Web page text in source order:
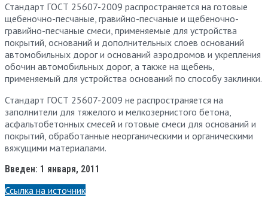
Стандарт ГОСТ 25607-2009 распространяется на готовые
щебеночно-песчаные, гравийно-песчаные и щебеночно-
гравийно-песчаные смеси, применяемые для устройства
покрытий, оснований и дополнительных слоев оснований
автомобильных дорог и оснований аэродромов и укрепления
обочин автомобильных дорог, а также на щебень,
применяемый для устройства оснований по способу заклинки.
Стандарт ГОСТ 25607-2009 не распространяется на
заполнители для тяжелого и мелкозернистого бетона,
асфальтобетонных смесей и готовые смеси для оснований и
покрытий, обработанные неорганическими и органическими
вяжущими материалами.
Введен: 1 января, 2011
Ссылка на источник